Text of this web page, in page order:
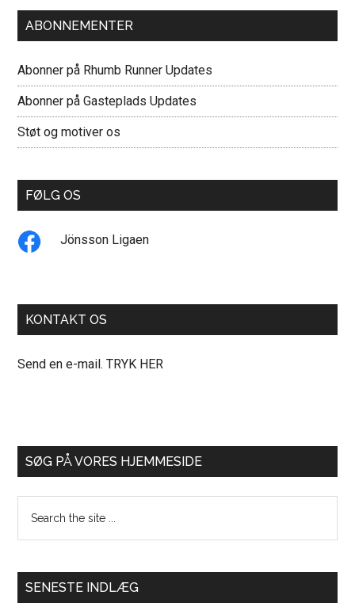
Primær
ABONNEMENTER
Abonner på Rhumb Runner Updates
Abonner på Gasteplads Updates
Støt og motiver os
FØLG OS
Jönsson Ligaen
KONTAKT OS
Send en e-mail. TRYK HER
SØG PÅ VORES HJEMMESIDE
the
SENESTE INDLÆG